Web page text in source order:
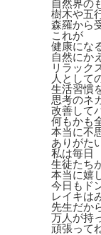
自然界の
樹木や五
森羅から
これが
健康にな
自然にか
リラック
人として
生活習慣
思考のネ
改善して
何もかも
本当に不
ありがた
私は毎日
生徒たち
本当に嬉
今日もド
レイキは
先生だか
万人が持
頑張って